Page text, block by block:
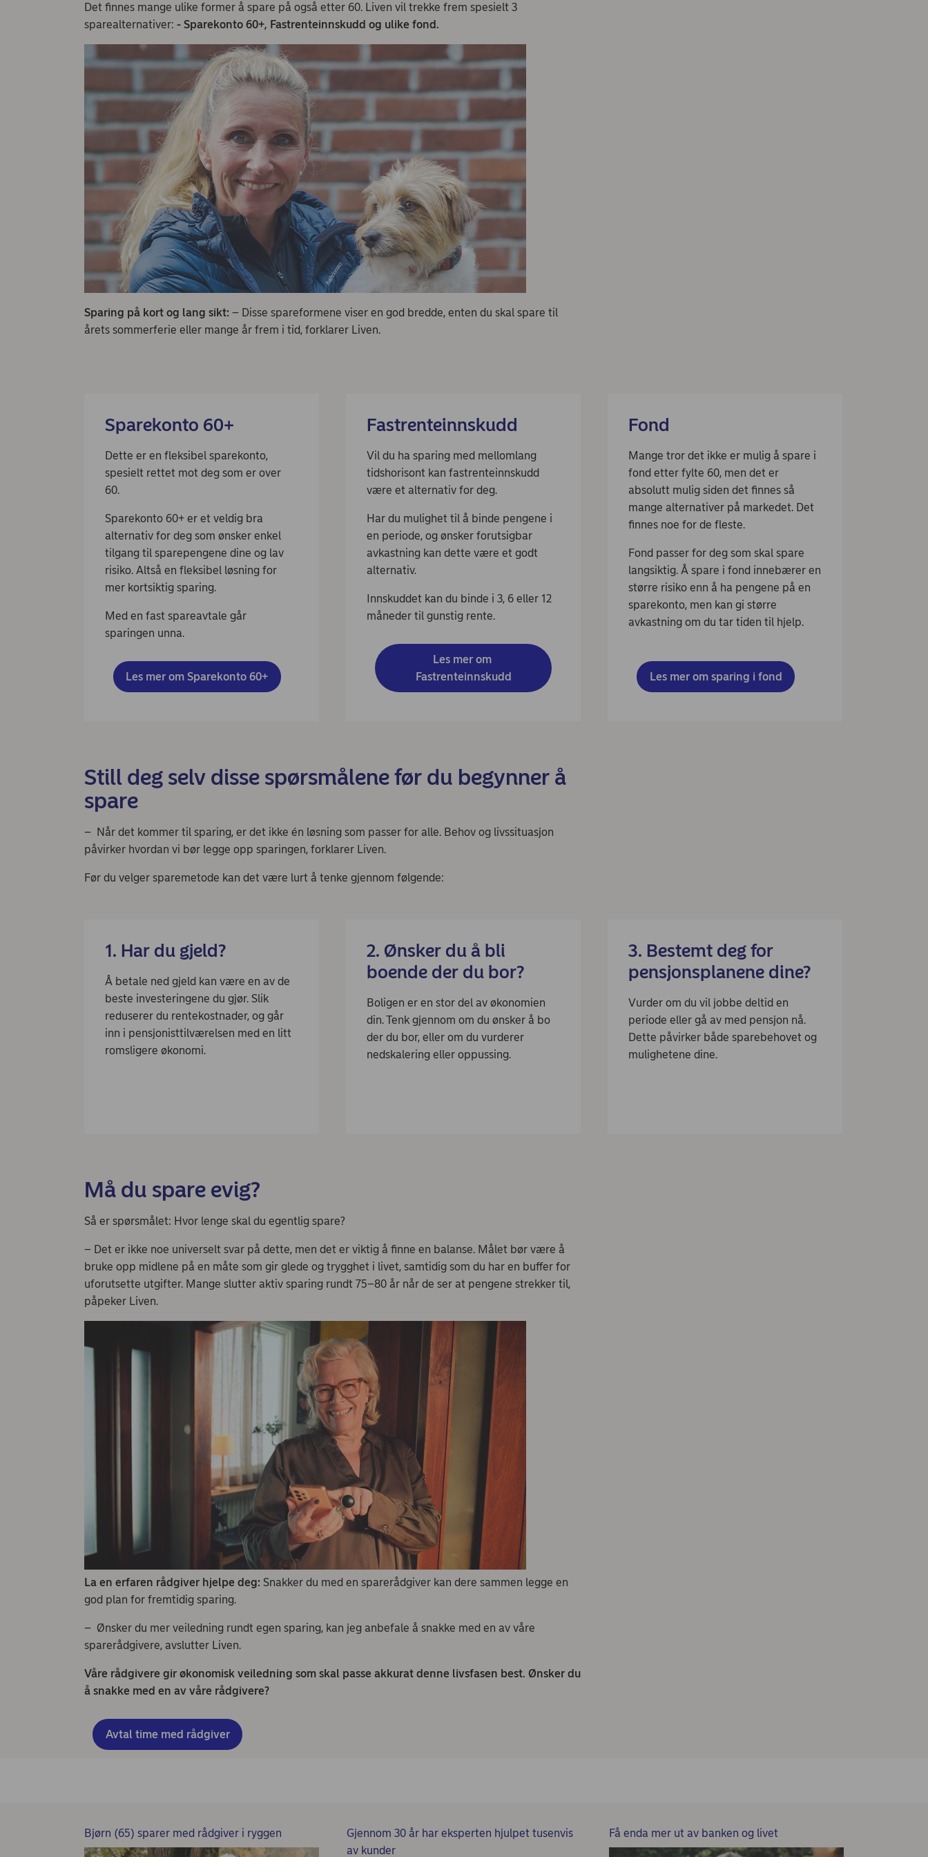
Det finnes mange ulike former å spare på også etter 60. Liven vil trekke frem spesielt 3
sparealternativer: - Sparekonto 60+, Fastrenteinnskudd og ulike fond.
Sparing på kort og lang sikt: – Disse spareformene viser en god bredde, enten du skal spare til
årets sommerferie eller mange år frem i tid, forklarer Liven.
Sparekonto 60+
Dette er en fleksibel sparekonto,
spesielt rettet mot deg som er over
60.
Sparekonto 60+ er et veldig bra
alternativ for deg som ønsker enkel
tilgang til sparepengene dine og lav
risiko. Altså en fleksibel løsning for
mer kortsiktig sparing.
Med en fast spareavtale går
sparingen unna.
Les mer om Sparekonto 60+
Fastrenteinnskudd
Vil du ha sparing med mellomlang
tidshorisont kan fastrenteinnskudd
være et alternativ for deg.
Har du mulighet til å binde pengene i
en periode, og ønsker forutsigbar
avkastning kan dette være et godt
alternativ.
Innskuddet kan du binde i 3, 6 eller 12
måneder til gunstig rente.
Les mer om
Fastrenteinnskudd
Fond
Mange tror det ikke er mulig å spare i
fond etter fylte 60, men det er
absolutt mulig siden det finnes så
mange alternativer på markedet. Det
finnes noe for de fleste.
Fond passer for deg som skal spare
langsiktig. Å spare i fond innebærer en
større risiko enn å ha pengene på en
sparekonto, men kan gi større
avkastning om du tar tiden til hjelp.
Les mer om sparing i fond
Still deg selv disse spørsmålene før du begynner å
spare
– Når det kommer til sparing, er det ikke én løsning som passer for alle. Behov og livssituasjon
påvirker hvordan vi bør legge opp sparingen, forklarer Liven.
Før du velger sparemetode kan det være lurt å tenke gjennom følgende:
1. Har du gjeld?
Å betale ned gjeld kan være en av de
beste investeringene du gjør. Slik
reduserer du rentekostnader, og går
inn i pensjonisttilværelsen med en litt
romsligere økonomi.
2. Ønsker du å bli
boende der du bor?
Boligen er en stor del av økonomien
din. Tenk gjennom om du ønsker å bo
der du bor, eller om du vurderer
nedskalering eller oppussing.
3. Bestemt deg for
pensjonsplanene dine?
Vurder om du vil jobbe deltid en
periode eller gå av med pensjon nå.
Dette påvirker både sparebehovet og
mulighetene dine.
Må du spare evig?
Så er spørsmålet: Hvor lenge skal du egentlig spare?
– Det er ikke noe universelt svar på dette, men det er viktig å finne en balanse. Målet bør være å
bruke opp midlene på en måte som gir glede og trygghet i livet, samtidig som du har en buffer for
uforutsette utgifter. Mange slutter aktiv sparing rundt 75–80 år når de ser at pengene strekker til,
påpeker Liven.
La en erfaren rådgiver hjelpe deg: Snakker du med en sparerådgiver kan dere sammen legge en
god plan for fremtidig sparing.
– Ønsker du mer veiledning rundt egen sparing, kan jeg anbefale å snakke med en av våre
sparerådgivere, avslutter Liven.
Våre rådgivere gir økonomisk veiledning som skal passe akkurat denne livsfasen best. Ønsker du
å snakke med en av våre rådgivere?
Avtal time med rådgiver
Bjørn (65) sparer med rådgiver i ryggen
Gjennom 30 år har eksperten hjulpet tusenvis
av kunder
Få enda mer ut av banken og livet